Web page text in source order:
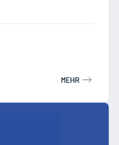
MEHR